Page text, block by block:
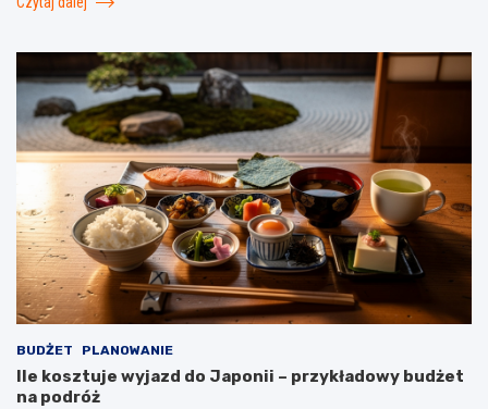
BUDŻET PLANOWANIE
Ile kosztuje wyjazd do Japonii – przykładowy budżet
na podróż